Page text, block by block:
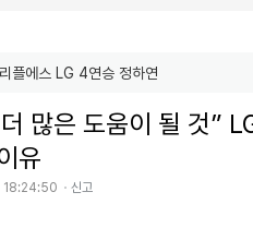
많은 도움이 될 것”
유
신고